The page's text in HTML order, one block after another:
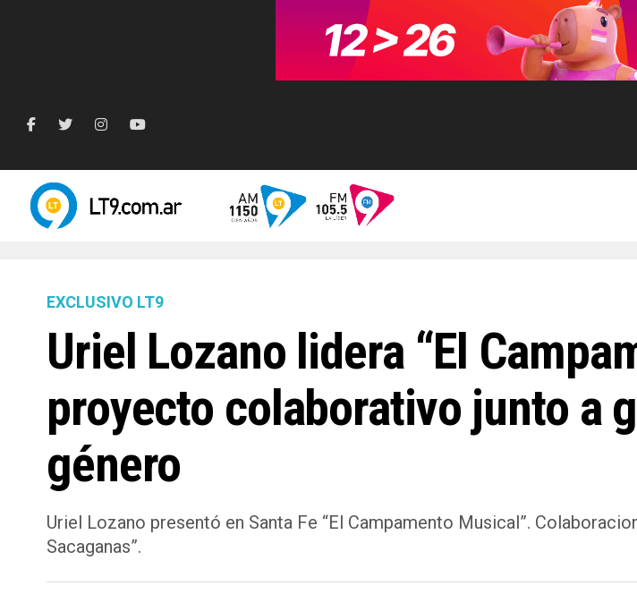
EXCLUSIVO LT9
Uriel Lozano lidera “El
proyecto colaborativo junto a
género
Uriel Lozano presentó en Santa Fe “El Campamento Musical”.
Sacaganas”.